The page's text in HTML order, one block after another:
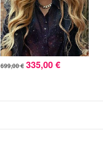
699,00 € 335,00 €